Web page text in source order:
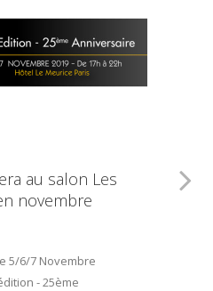
au salon Les
novembre
5/6/7 Novembre
- 25ème